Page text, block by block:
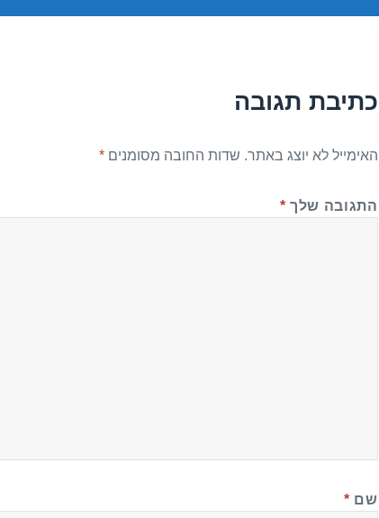
כתיבת תגובה
האימייל לא יוצג באתר. שדות החובה מסומנים*
התגובה שלך *
שם *